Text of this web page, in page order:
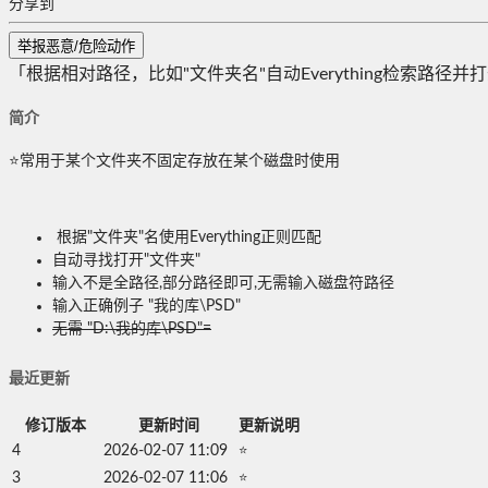
分享到
举报恶意/危险动作
「根据相对路径，比如"文件夹名"自动Everything检索路径并
简介
⭐常用于某个文件夹不固定存放在某个磁盘时使用
根据"文件夹"名使用Everything正则匹配
自动寻找打开"文件夹"
输入不是全路径,部分路径即可,无需输入磁盘符路径
输入正确例子 "我的库\PSD"
无需 "D:\我的库\PSD"=
最近更新
修订版本 更新时间
更新说明
4
2026-02-07 11:09 ⭐
3 2026-02-07 11:06 ⭐